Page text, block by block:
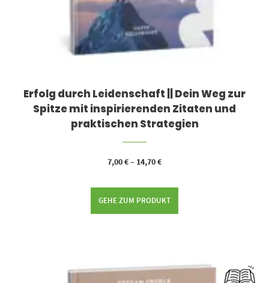
Erfolg durch Leidenschaft || Dein Weg zur
Spitze mit inspirierenden Zitaten und
praktischen Strategien
7,00€– 14,70€
GEHE ZUM PRODUKT